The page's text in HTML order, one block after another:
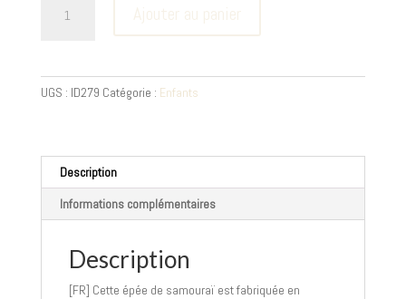
enfants
-
rouge
turquoise
Ajouter au panier
UGS : ID279 Catégorie : Enfants
Description
Informations complémentaires
Description
[FR] Cette épée de samouraï est fabriquée en